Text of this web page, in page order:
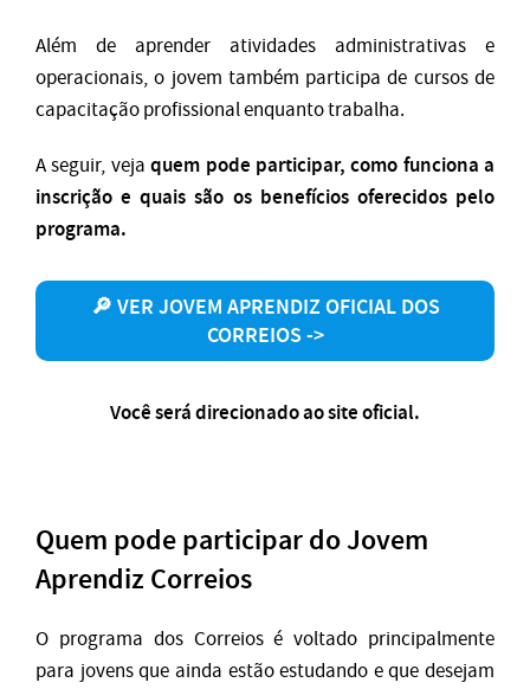
Além de aprender atividades administrativas e
operacionais, o jovem também participa de cursos de
capacitação profissional enquanto trabalha.
A seguir, vejaquem pode participar, como funciona a
inscrição e quais são os benefícios oferecidos pelo
programa.
🔎 VER JOVEM APRENDIZ OFICIAL DOS
CORREIOS ->
Você será direcionado ao site oficial.
Quem pode participar do Jovem
Aprendiz Correios
O programa dos Correios é voltado principalmente
para jovens que ainda estão estudando e que desejam